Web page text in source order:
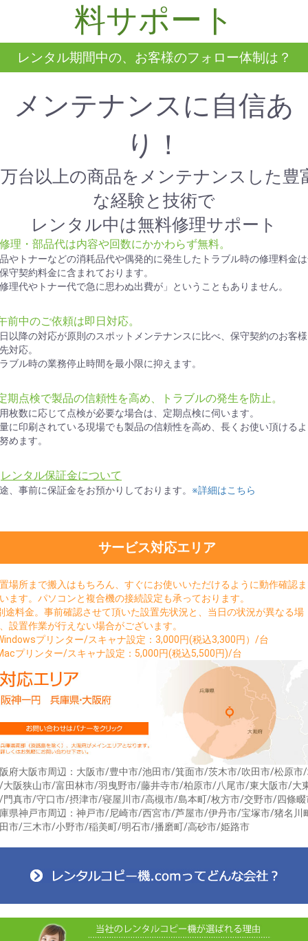
料サポート
レンタル期間中の、お客様のフォロー体制は？
メンテナンスに自信あ
り！
台以上の商品をメンテナンスした豊
な経験と技術で
レンタル中は無料修理サポート
理・部品代は内容や回数にかかわらず無料。
やトナーなどの消耗品代や偶発的に発生したトラブル時の修理料金
守契約料金に含まれております。
理代やトナー代で急に思わぬ出費が」ということもありません。
前中のご依頼は即日対応。
以降の対応が原則のスポットメンテナンスに比べ、保守契約のお客
対応。
ブル時の業務停止時間を最小限に抑えます。
期点検で製品の信頼性を高め、トラブルの発生を防止。
枚数に応じて点検が必要な場合は、定期点検に伺います。
に印刷されている現場でも製品の信頼性を高め、長くお使い頂ける
めます。
レンタル保証金について
、事前に保証金をお預かりしております。 ※詳細はこちら
サービス対応エリア
場所まで搬入はもちろん、すぐにお使いいただけるように動作確認
ます。パソコンと複合機の接続設定も承っております。
途料金。事前確認させて頂いた設置先状況と、当日の状況が異なる場
設置作業が行えない場合がございます。
プリンター/スキャナ設定：3,000円(税込3,300円）/台
プリンター/スキャナ設定：5,000円(税込5,500円)/台
府大阪市周辺：大阪市/豊中市/池田市/箕面市/茨木市/吹田市/松原市
大阪狭山市/富田林市/羽曳野市/藤井寺市/柏原市/八尾市/東大阪市/大
門真市/守口市/摂津市/寝屋川市/高槻市/島本町/枚方市/交野市/四條畷
県神戸市周辺：神戸市/尼崎市/西宮市/芦屋市/伊丹市/宝塚市/猪名川
市/三木市/小野市/稲美町/明石市/播磨町/高砂市/姫路市